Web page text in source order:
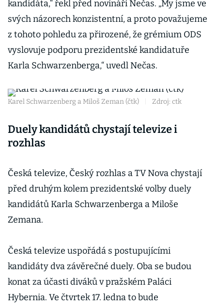
kandidáta,“ řekl před novináři Nečas. „My jsme ve
svých názorech konzistentní, a proto považujeme
z tohoto pohledu za přirozené, že grémium ODS
vyslovuje podporu prezidentské kandidatuře
Karla Schwarzenberga,“ uvedl Nečas.
Karel Schwarzenberg a Miloš Zeman (čtk) Zdroj: ctk
Duely kandidátů chystají televize i
rozhlas
Česká televize, Český rozhlas a TV Nova chystají
před druhým kolem prezidentské volby duely
kandidátů Karla Schwarzenberga a Miloše
Zemana.
Česká televize uspořádá s postupujícími
kandidáty dva závěrečné duely. Oba se budou
konat za účasti diváků v pražském Paláci
Hybernia. Ve čtvrtek 17. ledna to bude